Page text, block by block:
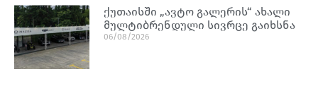
ქუთაისში „ავტო გალერის“ ახალი
მულტიბრენდული სივრცე გაიხსნა
06/08/2026